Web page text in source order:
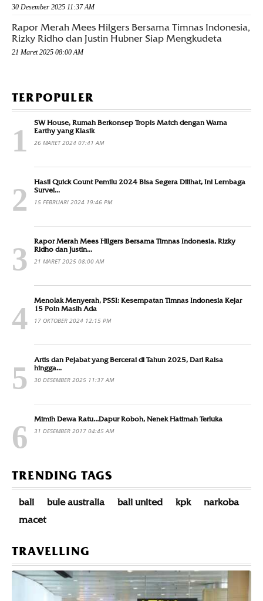
30 Desember 2025 11:37 AM
Rapor Merah Mees Hilgers Bersama Timnas Indonesia,
Rizky Ridho dan Justin Hubner Siap Mengkudeta
21 Maret 2025 08:00 AM
TERPOPULER
SW House, Rumah Berkonsep Tropis Match dengan Warna
Earthy yang Klasik
26 MARET 2024 07:41 AM
Hasil Quick Count Pemilu 2024 Bisa Segera Dilihat, Ini Lembaga
Survei...
15 FEBRUARI 2024 19:46 PM
Rapor Merah Mees Hilgers Bersama Timnas Indonesia, Rizky
Ridho dan Justin...
21 MARET 2025 08:00 AM
Menolak Menyerah, PSSI: Kesempatan Timnas Indonesia Kejar
15 Poin Masih Ada
17 OKTOBER 2024 12:15 PM
Artis dan Pejabat yang Bercerai di Tahun 2025, Dari Raisa
hingga...
30 DESEMBER 2025 11:37 AM
Mimih Dewa Ratu…Dapur Roboh, Nenek Hatimah Terluka
31 DESEMBER 2017 04:45 AM
TRENDING TAGS
bali bule australia bali united kpk
narkoba
macet
TRAVELLING